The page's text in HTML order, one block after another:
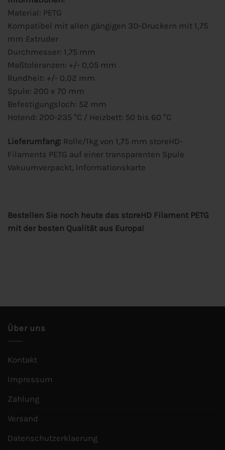
Material: PETG
Kompatibel mit allen gängigen 3D-Druckern mit 1,75
mm Extruder
Durchmesser: 1,75 mm
Maßtoleranzen: +/- 0,05 mm
Rundheit: +/- 0,02 mm
Spule: 200 x 70 mm
Befestigungsloch: 52 mm
Hotend: 200-235 °C / Heizbett: 50 bis 60 °C
Lieferumfang: Rolle/1kg von 1,75 mm storeHD-
Filaments PETG auf einer transparenten Spule
Vakuumverpackt, Informationskarte
Bestellen Sie noch heute das storeHD Filament PETG
mit der besten Qualität aus Europa!
Über uns
Kontakt
Impressum
Zahlung
Versand
Datenschutzerklaerung